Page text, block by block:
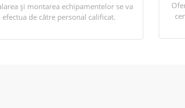
și montarea echipamentelor se va
efectua de către personal calificat.